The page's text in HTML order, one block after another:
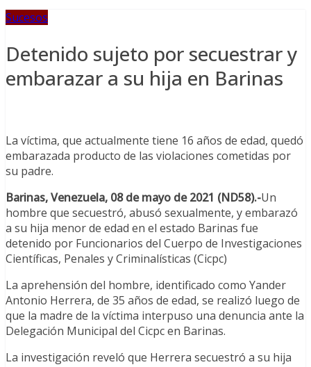
Sucesos
Detenido sujeto por secuestrar y
embarazar a su hija en Barinas
La víctima, que actualmente tiene 16 años de edad, quedó
embarazada producto de las violaciones cometidas por
su padre.
Barinas,Venezuela, 08 de mayo de 2021 (ND58).-Un
hombre que secuestró, abusó sexualmente, y embarazó
a su hija menor de edad en el estado Barinas fue
detenido por Funcionarios del Cuerpo de Investigaciones
Científicas, Penales y Criminalísticas (Cicpc)
La aprehensión del hombre, identificado como Yander
Antonio Herrera, de 35 años de edad, se realizó luego de
que la madre de la víctima interpuso una denuncia ante la
Delegación Municipal del Cicpc en Barinas.
La investigación reveló que Herrera secuestró a su hija